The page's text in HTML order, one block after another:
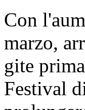
Con
marzo,
gite
Festival